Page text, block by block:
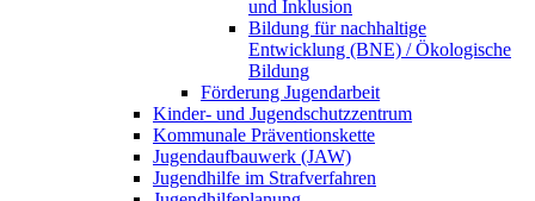
und Inklusion
Bildung für nachhaltige
Entwicklung (BNE) / Ökologische
Bildung
Förderung Jugendarbeit
Kinder- und Jugendschutzzentrum
Kommunale Präventionskette
Jugendaufbauwerk (JAW)
Jugendhilfe im Strafverfahren